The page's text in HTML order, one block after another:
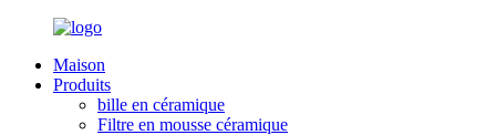
Maison
Produits
bille en céramique
Filtre en mousse céramique